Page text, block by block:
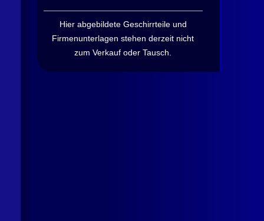
Hier abgebildete Geschirrteile und
Firmen­unterlagen stehen derzeit nicht
zum Verkauf oder Tausch.